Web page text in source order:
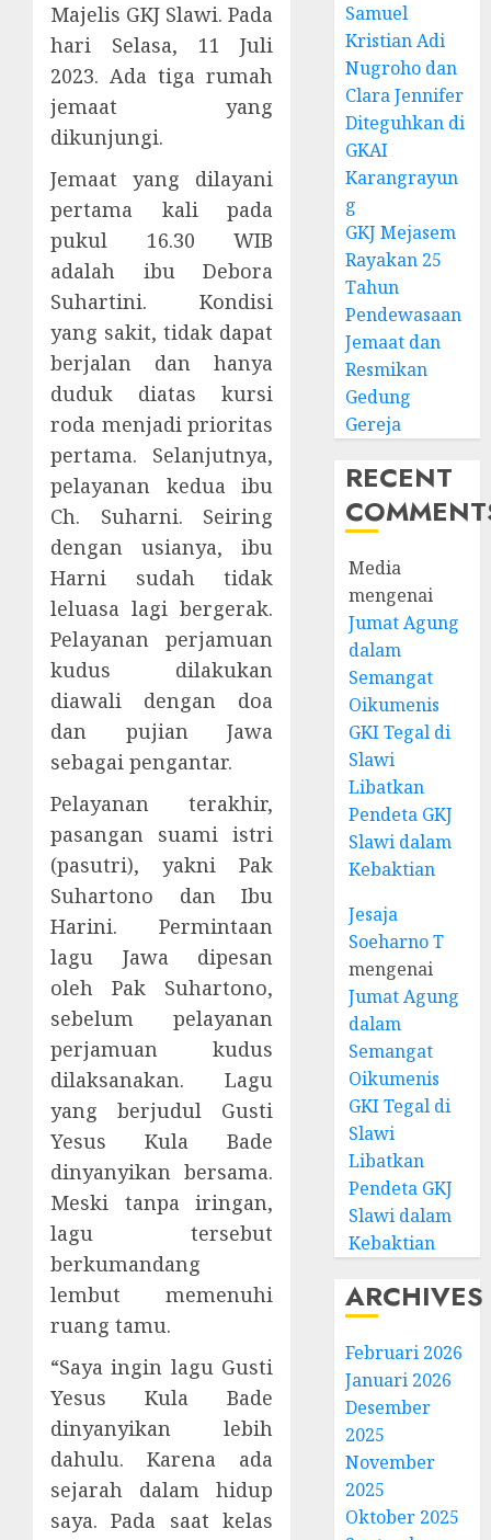
Majelis GKJ Slawi. Pada
hari Selasa, 11 Juli
2023. Ada tiga rumah
jemaat yang
dikunjungi.
Jemaat yang dilayani
pertama kali pada
pukul 16.30 WIB
adalah ibu Debora
Suhartini. Kondisi
yang sakit, tidak dapat
berjalan dan hanya
duduk diatas kursi
roda menjadi prioritas
pertama. Selanjutnya,
pelayanan kedua ibu
Ch. Suharni. Seiring
dengan usianya, ibu
Harni sudah tidak
leluasa lagi bergerak.
Pelayanan perjamuan
kudus dilakukan
diawali dengan doa
dan pujian Jawa
sebagai pengantar.
Pelayanan terakhir,
pasangan suami istri
(pasutri), yakni Pak
Suhartono dan Ibu
Harini. Permintaan
lagu Jawa dipesan
oleh Pak Suhartono,
sebelum pelayanan
perjamuan kudus
dilaksanakan. Lagu
yang berjudul Gusti
Yesus Kula Bade
dinyanyikan bersama.
Meski tanpa iringan,
lagu tersebut
berkumandang
lembut memenuhi
ruang tamu.
“Saya ingin lagu Gusti
Yesus Kula Bade
dinyanyikan lebih
dahulu. Karena ada
sejarah dalam hidup
saya. Pada saat kelas
Samuel
Kristian Adi
Nugroho dan
Clara Jennifer
Diteguhkan di
GKAI
Karangrayun
g
GKJ Mejasem
Rayakan 25
Tahun
Pendewasaan
Jemaat dan
Resmikan
Gedung
Gereja
RECENT
Media
mengenai
Jumat Agung
dalam
Semangat
Oikumenis
GKI Tegal di
Slawi
Libatkan
Pendeta GKJ
Slawi dalam
Kebaktian
Jesaja
Soeharno T
mengenai
Jumat Agung
dalam
Semangat
Oikumenis
GKI Tegal di
Slawi
Libatkan
Pendeta GKJ
Slawi dalam
Kebaktian
ARCHIVES
Februari 2026
Januari 2026
Desember
2025
November
2025
Oktober 2025